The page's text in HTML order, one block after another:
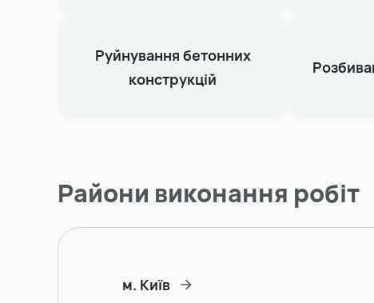
Руйнування бетонних
конструкцій
Райони виконання робіт
м. Київ